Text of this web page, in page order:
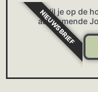
Wil je op de
aankomende
NIEUWSBRIEF